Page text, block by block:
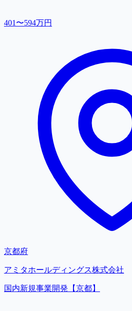
401〜594万円
京都府
アミタホールディングス株式会社
国内新規事業開発【京都】